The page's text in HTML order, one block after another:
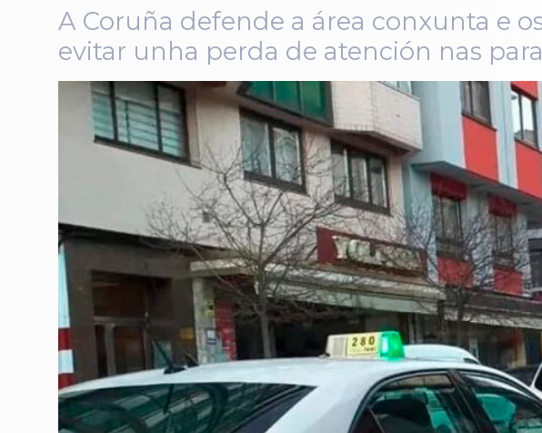
A Coruña defende a área conxunta e
evitar unha perda de atención nas